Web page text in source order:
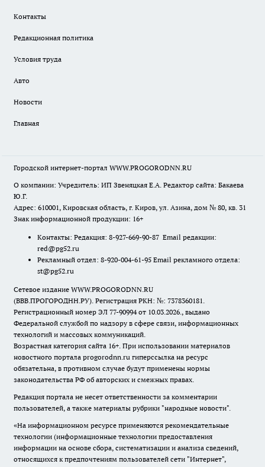
Контакты
Редакционная политика
Условия труда
Авто
Новости
Главная
Городской интернет-портал WWW.PROGORODNN.RU
О компании: Учредитель: ИП Звеняцкая Е.А. Редактор сайта: Бакаева
Ю.Г.
Адрес: 610001, Кировская область, г. Киров, ул. Азина, дом № 80, кв. 31
Знак информационной продукции: 16+
Контакты: Редакция: 8-927-669-90-87 Email редакции:
red@pg52.ru
Рекламный отдел: 8-920-004-61-95 Email рекламного отдела:
st@pg52.ru
Сетевое издание WWW.PROGORODNN.RU
(ВВВ.ПРОГОРОДНН.РУ). Регистрация РКН: №: 7378360181.
Регистрационный номер ЭЛ 77-90994 от 10.03.2026., выдано
Федеральной службой по надзору в сфере связи, информационных
технологий и массовых коммуникаций.
Возрастная категория сайта 16+. При использовании материалов
новостного портала progorodnn.ru гиперссылка на ресурс
обязательна, в противном случае будут применены нормы
законодательства РФ об авторских и смежных правах.
Редакция портала не несет ответственности за комментарии
пользователей, а также материалы рубрики "народные новости".
«На информационном ресурсе применяются рекомендательные
технологии (информационные технологии предоставления
информации на основе сбора, систематизации и анализа сведений,
относящихся к предпочтениям пользователей сети "Интернет",